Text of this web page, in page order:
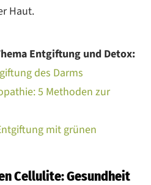
Haut.
Entgiftung und Detox:
des Darms
5 Methoden zur
mit grünen
Cellulite: Gesundheit